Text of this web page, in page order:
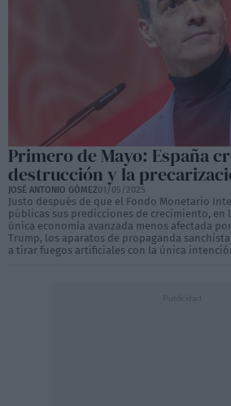
Primero de Mayo: España
destrucción y la
JOSÉ ANTONIO GÓMEZ01/05/2025
Justo después de que el Fondo Monetario
públicas sus predicciones de crecimiento, en
única economía avanzada menos afectada
Trump, los aparatos de propaganda
a tirar fuegos artificiales con la única